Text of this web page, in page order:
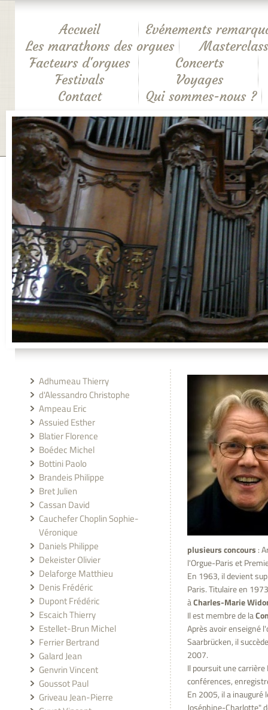
Accueil
Evénements
Les marathons des orgues
Facteurs d'orgues
Concerts
Festivals
Voyages
Contact
Qui sommes-nous ?
Adhumeau Thierry
d'Alessandro Christophe
Ampeau Eric
Assuied Esther
Blatier Florence
Boédec Michel
Bottini Paolo
Brandeis Philippe
Bret Julien
Cassan David
Cauchefer Choplin Sophie-
Véronique
Daniels Philippe
Dekeister Olivier
Delaforge Matthieu
Denis Frédéric
Dupont Frédéric
Escaich Thierry
Estellet-Brun Michel
Ferrier Bertrand
Galard Jean
Genvrin Vincent
Goussot Paul
Griveau Jean-Pierre
plusieurs concours :
l'Orgue-Paris et
En 1963, il devient
Paris. Titulaire en
àCharles-Marie
Il est membre de la
Après avoir enseigné
Saarbrücken, il
2007.
Il poursuit une
conférences,
En 2005, il a inauguré